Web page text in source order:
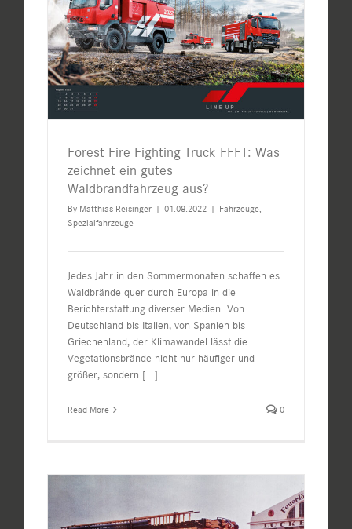
Forest Fire Fighting Truck FFFT: Was
zeichnet ein gutes
Waldbrandfahrzeug aus?
By Matthias Reisinger | 01.08.2022 | Fahrzeuge,
Spezialfahrzeuge
Jedes Jahr in den Sommermonaten schaffen es
Waldbrände quer durch Europa in die
Berichterstattung diverser Medien. Von
Deutschland bis Italien, von Spanien bis
Griechenland, der Klimawandel lässt die
Vegetationsbrände nicht nur häufiger und
größer, sondern [...]
Read More 0